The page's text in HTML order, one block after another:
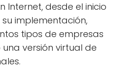
Internet, desde el inicio
implementación,
tipos de empresas
versión virtual de